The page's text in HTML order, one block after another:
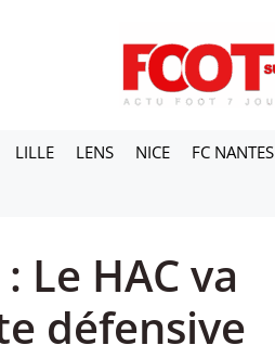
LILLE LENS NICE FC NANTES
Le HAC va
défensive